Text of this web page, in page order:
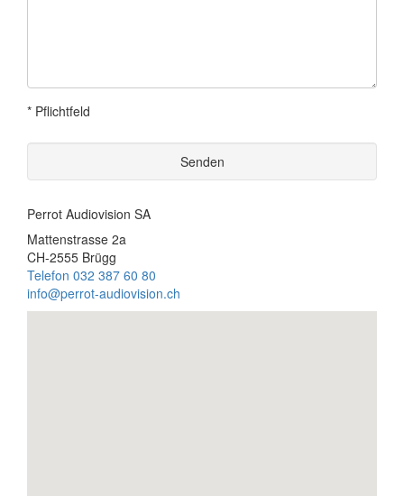
* Pflichtfeld
Senden
Perrot Audiovision SA
Mattenstrasse 2a
CH-2555 Brügg
Telefon 032 387 60 80
info@perrot-audiovision.ch